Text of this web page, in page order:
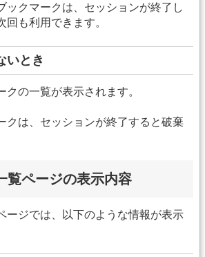
ックマークは、セッションが終了し
回も利用できます。
いとき
クの一覧が表示されます。
クは、セッションが終了すると破棄
覧ページの表示内容
ージでは、以下のような情報が表示